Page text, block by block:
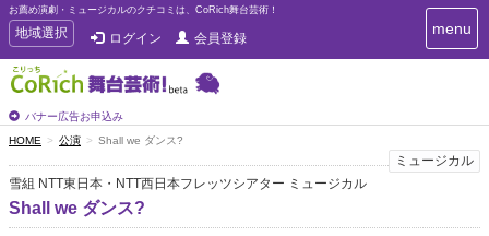
お薦め演劇・ミュージカルのクチコミは、CoRich舞台芸術！
T
o
g
g
e
n
a
v
i
g
地域選択 ログイン 会員登録
バナー広告お申込み
T
o
n
i
menu
HOME 公演 Shall we ダンス?
ミュージカル
雪組 NTT東日本・NTT西日本フレッツシアター ミュージカル
Shall we ダンス?